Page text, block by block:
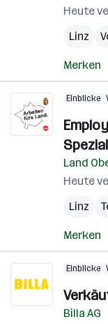
Heute
Linz
Merken
Einblicke
Land
Heute
Linz
Merken
Einblicke
Billa AG